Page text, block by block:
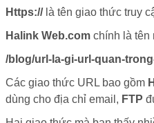
Https://là tên giao thức truy
Halink Web.com chính là tên
/blog/url-la-gi-url-quan-
Các giao thức URL bao gồm
dùng cho địa chỉ email, FTP